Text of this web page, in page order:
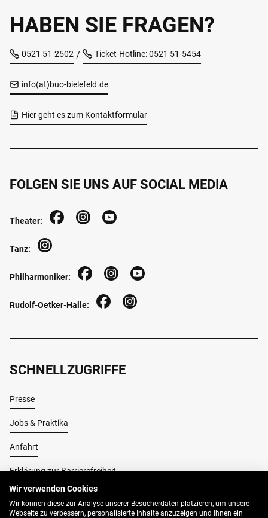
HABEN SIE FRAGEN?
0521 51-2502 / Ticket-Hotline: 0521 51-5454
info(at)buo-bielefeld.de
Hier geht es zum Kontaktformular
SCHNELLZUGRIFFE
Presse
Jobs & Praktika
Anfahrt
Erklärung zur Barrierefreiheit
Impressum
FOLGEN SIE UNS AUF SOCIAL MEDIA
Theater:
Tanz:
Philharmoniker:
Rudolf-Oetker-Halle:
Wir verwenden Cookies
Wir können diese zur Analyse unserer Besucherdaten platzieren, um unsere
Webseite zu verbessern, personalisierte Inhalte anzuzeigen und Ihnen ein